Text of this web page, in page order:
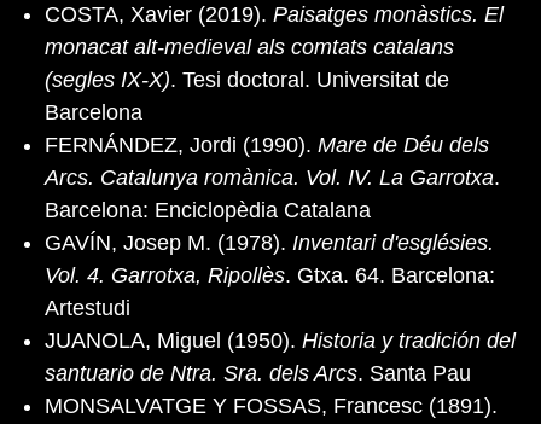
COSTA, Xavier (2019). Paisatges monàstics. El
monacat alt-medieval als comtats catalans
(segles IX-X). Tesi doctoral. Universitat de
Barcelona
FERNÁNDEZ, Jordi (1990). Mare de Déu dels
Arcs. Catalunya romànica. Vol. IV. La Garrotxa.
Barcelona: Enciclopèdia Catalana
GAVÍN, Josep M. (1978). Inventari d'esglésies.
Vol. 4. Garrotxa, Ripollès. Gtxa. 64. Barcelona:
Artestudi
JUANOLA, Miguel (1950). Historia y tradición del
santuario de Ntra. Sra. dels Arcs. Santa Pau
MONSALVATGE Y FOSSAS, Francesc (1891).